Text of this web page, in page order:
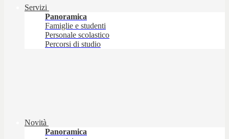
Servizi
Panoramica
Famiglie e studenti
Personale scolastico
Percorsi di studio
Novità
Panoramica